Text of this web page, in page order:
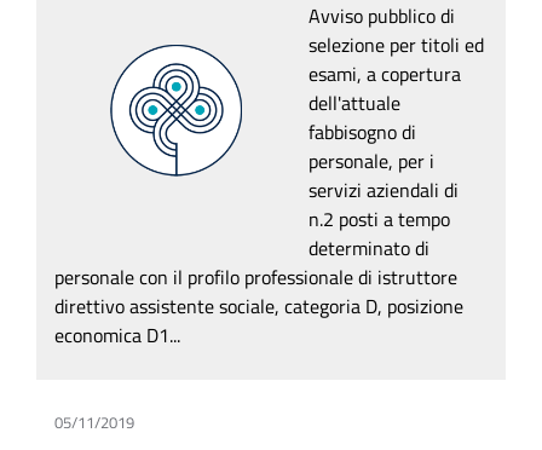
Avviso pubblico di
selezione per titoli ed
esami, a copertura
dell'attuale
fabbisogno di
personale, per i
servizi aziendali di
n.2 posti a tempo
determinato di
personale con il profilo professionale di istruttore
direttivo assistente sociale, categoria D, posizione
economica D1...
05/11/2019